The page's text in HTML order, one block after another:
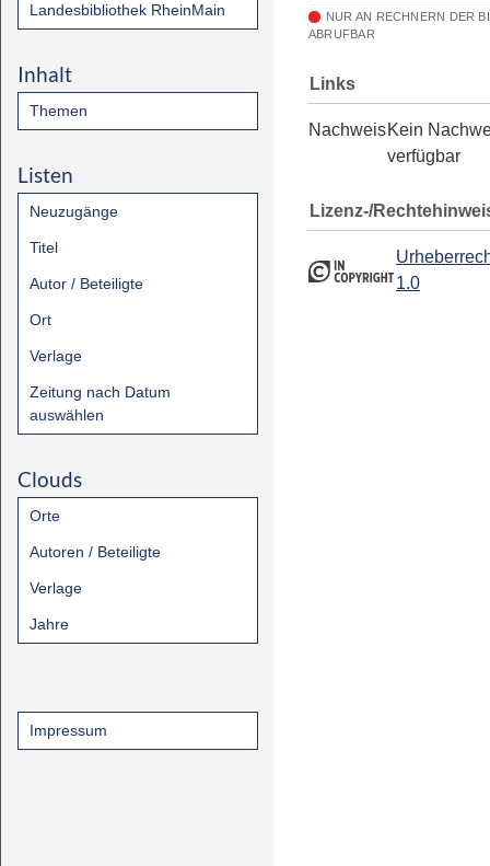
Landesbibliothek RheinMain
Inhalt
Themen
Listen
Neuzugänge
Titel
Autor / Beteiligte
Ort
Verlage
Zeitung nach Datum
auswählen
Clouds
Orte
Autoren / Beteiligte
Verlage
Jahre
Impressum
NUR AN RECHNERN DER
ABRUFBAR
Links
NachweisKein
verfügbar
Lizenz-/
1.0